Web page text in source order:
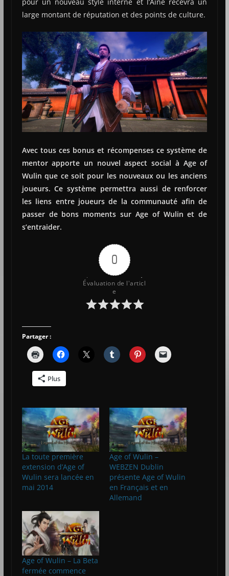
large montant de réputation et des points de culture.
Avec tous ces bonus et récompenses ce système de
mentor apporte un nouvel aspect social à Age of
Wulin que ce soit pour les nouveaux ou les anciens
joueurs. Ce système permettra aussi de renforcer
les liens entre joueurs de la communauté afin de
passer de bons moments sur Age of Wulin et de
s’entraider.
0
Évaluation de l'articl
e
Partager :
Plus
La toute première
extension d’Age of
Wulin sera lancée en
mai 2014
Age of Wulin –
WEBZEN Dublin
présente Age of Wulin
en Français et en
Allemand
Age of Wulin – La Beta
fermée commence